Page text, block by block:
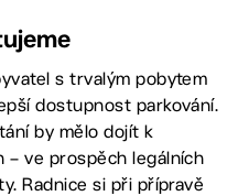
s trvalým pobytem
dostupnost parkování.
by mělo dojít k
– ve prospěch legálních
Radnice si při přípravě